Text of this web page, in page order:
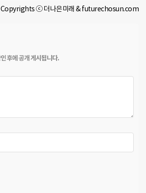
Copyrights ⓒ 더나은미래 & futurechosun.com